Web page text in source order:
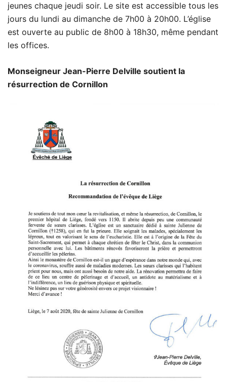
jeunes chaque jeudi soir. Le site est accessible tous les
jours du lundi au dimanche de 7h00 à 20h00. L’église
est ouverte au public de 8h00 à 18h30, même pendant
les offices.
Monseigneur Jean-Pierre Delville soutient la
résurrection de Cornillon